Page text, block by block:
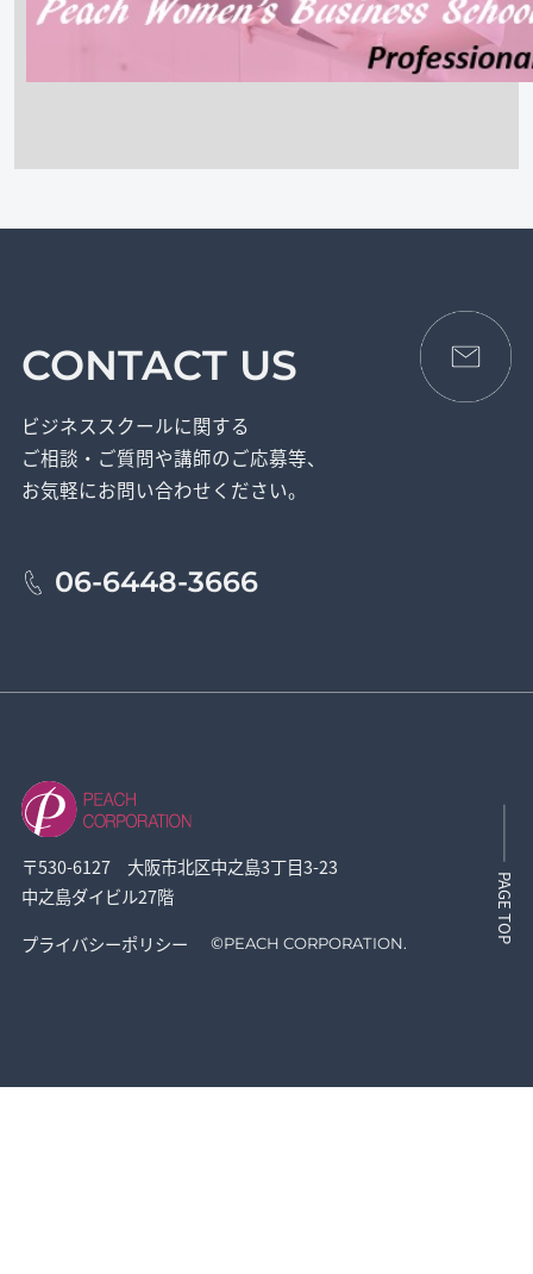
CONTACT US
ビジネススクールに関する
ご相談・ご質問や講師のご応募等、
お気軽にお問い合わせください。
06-6448-3666
〒530-6127 大阪市北区中之島3丁目3-23
中之島ダイビル27階
プライバシーポリシー
©PEACH CORPORATION. PAGE TOP